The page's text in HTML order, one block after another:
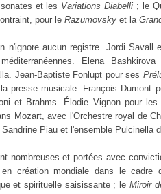
et les Variations Diabelli ; le
pour le Razumovsky et la
n'ignore aucun registre. Jordi Savall
Elena
Jean-Baptiste Fonlupt pour ses
presse musicale. François Dumont
et Brahms. Élodie Vignon pour les
Mozart, avec l'Orchestre royal de
Piau et l'ensemble Pulcinella
nombreuses et portées avec
création mondiale dans le cadre
et spirituelle saisissante ; le Miroir